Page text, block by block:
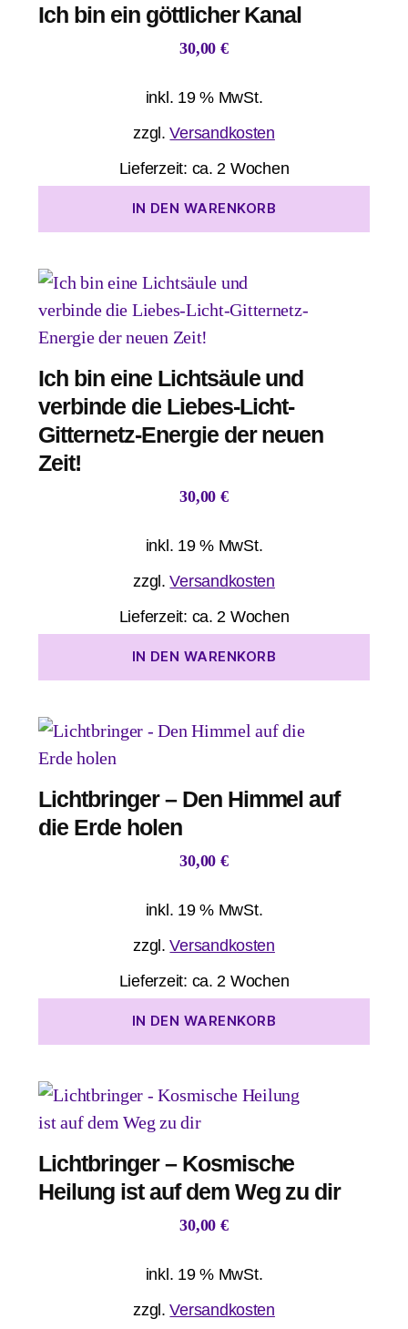
Ich bin ein göttlicher Kanal
30,00 €
inkl. 19 % MwSt.
zzgl.Versandkosten
Lieferzeit: ca. 2 Wochen
IN DEN WARENKORB
Ich bin eine Lichtsäule und
verbinde die Liebes-Licht-
Gitternetz-Energie der neuen
Zeit!
30,00 €
inkl. 19 % MwSt.
zzgl.Versandkosten
Lieferzeit: ca. 2 Wochen
IN DEN WARENKORB
Lichtbringer – Den Himmel auf
die Erde holen
30,00 €
inkl. 19 % MwSt.
zzgl.Versandkosten
Lieferzeit: ca. 2 Wochen
IN DEN WARENKORB
Lichtbringer – Kosmische
Heilung ist auf dem Weg zu dir
30,00 €
inkl. 19 % MwSt.
zzgl.Versandkosten